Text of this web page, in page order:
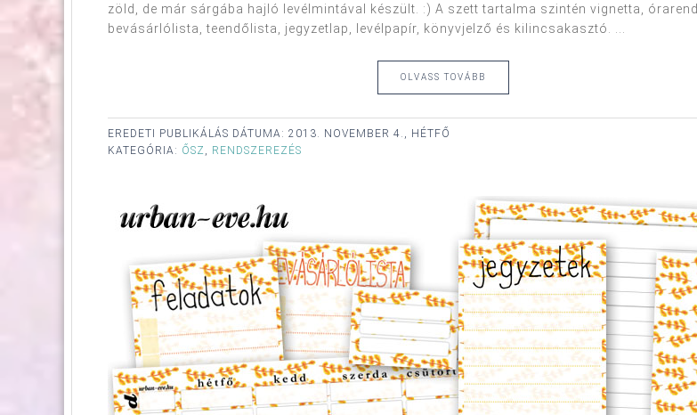
zöld, de már sárgába hajló levélmintával készült. :) A szett tartalma szintén vignetta, órarend,
bevásárlólista, teendőlista, jegyzetlap, levélpapír, könyvjelző és kilincsakasztó. ...
OLVASS TOVÁBB
EREDETI PUBLIKÁLÁS DÁTUMA: 2013. NOVEMBER 4., HÉTFŐ
KATEGÓRIA: ŐSZ, RENDSZEREZÉS